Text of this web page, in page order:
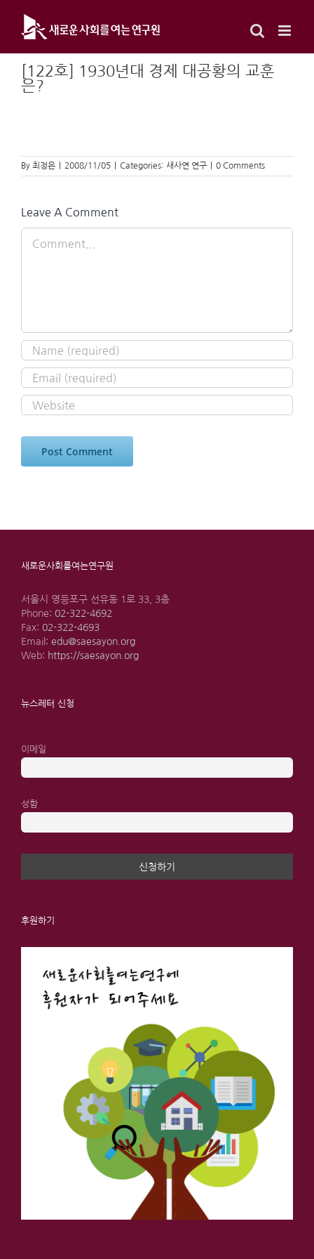
content
[122호] 1930년대 경제 대공황의 교훈
은?
By 최정은 2008/11/05 Categories: 새사연 연구 0 Comments
Leave A Comment
새로운사회를여는연구원
서울시 영등포구 선유동 1로 33, 3층
Phone: 02-322-4692
Fax: 02-322-4693
Email: edu@saesayon.org
Web: https://saesayon.org
뉴스레터 신청
이메일
성함
후원하기